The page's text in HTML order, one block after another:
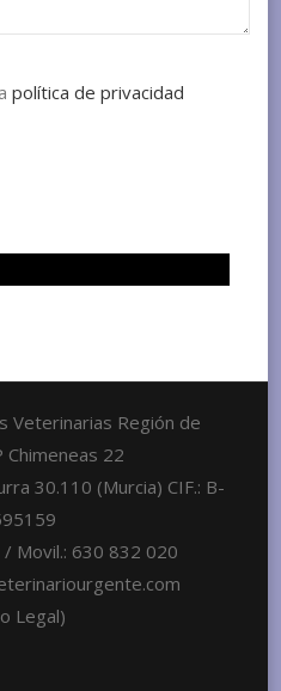
política de privacidad
Veterinarias Región de
Chimeneas 22
30.110 (Murcia) CIF.: B-
Movil.: 630 832 020
Legal)